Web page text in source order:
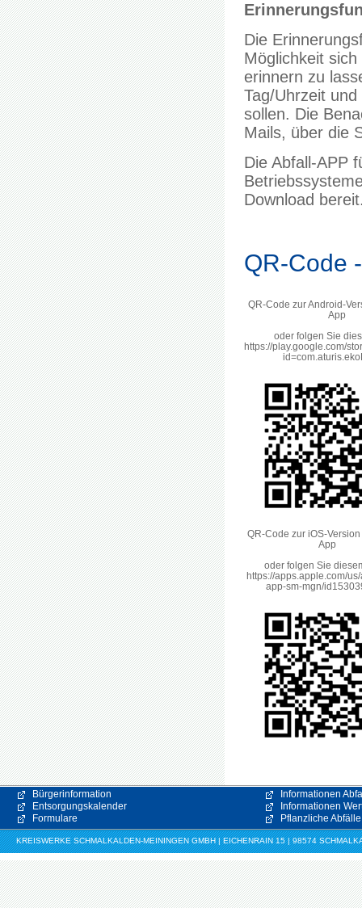
Die
Möglichkeit
erinnern zu
Tag/Uhrzeit
sollen. Die
Mails, über die
Die Abfall-APP
Download
QR-Code
QR-Code zur Android-
App
oder folgen Sie
https://play.google.com/
QR-Code zur iOS-
App
oder folgen Sie
https://apps.apple.com/
app-sm-mgn/
Bürgerinformation
Entsorgungskalender
Formulare
Informationen
Informationen
Pflanzliche Abfälle
KREISWERKE SCHMALKALDEN-MEININGEN GMBH | EICHENRAIN 15 | 98574